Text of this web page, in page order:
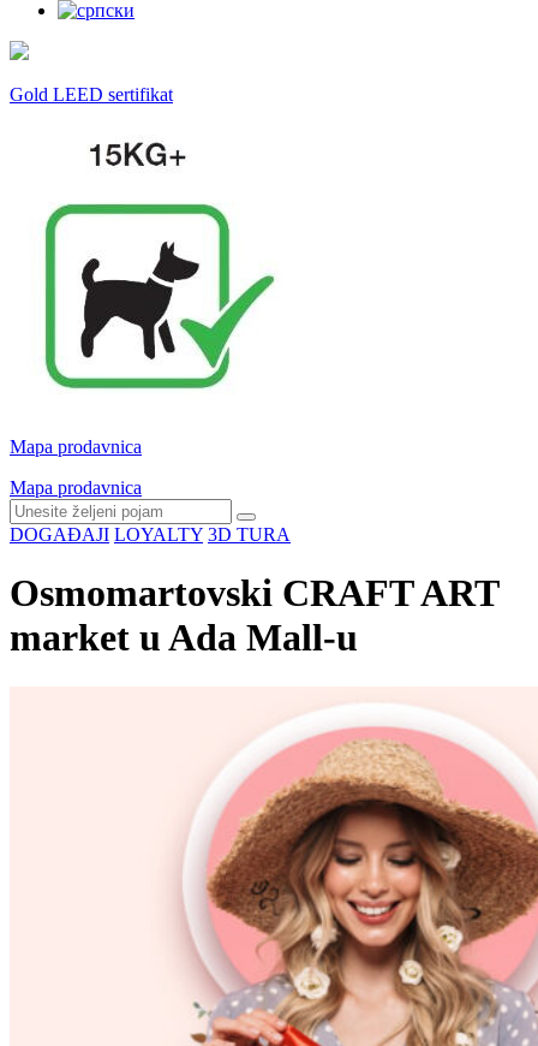
Gold LEED sertifikat
Mapa prodavnica
Mapa prodavnica
DOGAĐAJI LOYALTY 3D TURA
Osmomartovski CRAFT ART
market u Ada Mall-u